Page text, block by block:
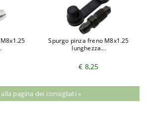
Spurgo pinza freno M8x1.25
lunghezza...
€ 8,25
alla pagina dei consigliati »